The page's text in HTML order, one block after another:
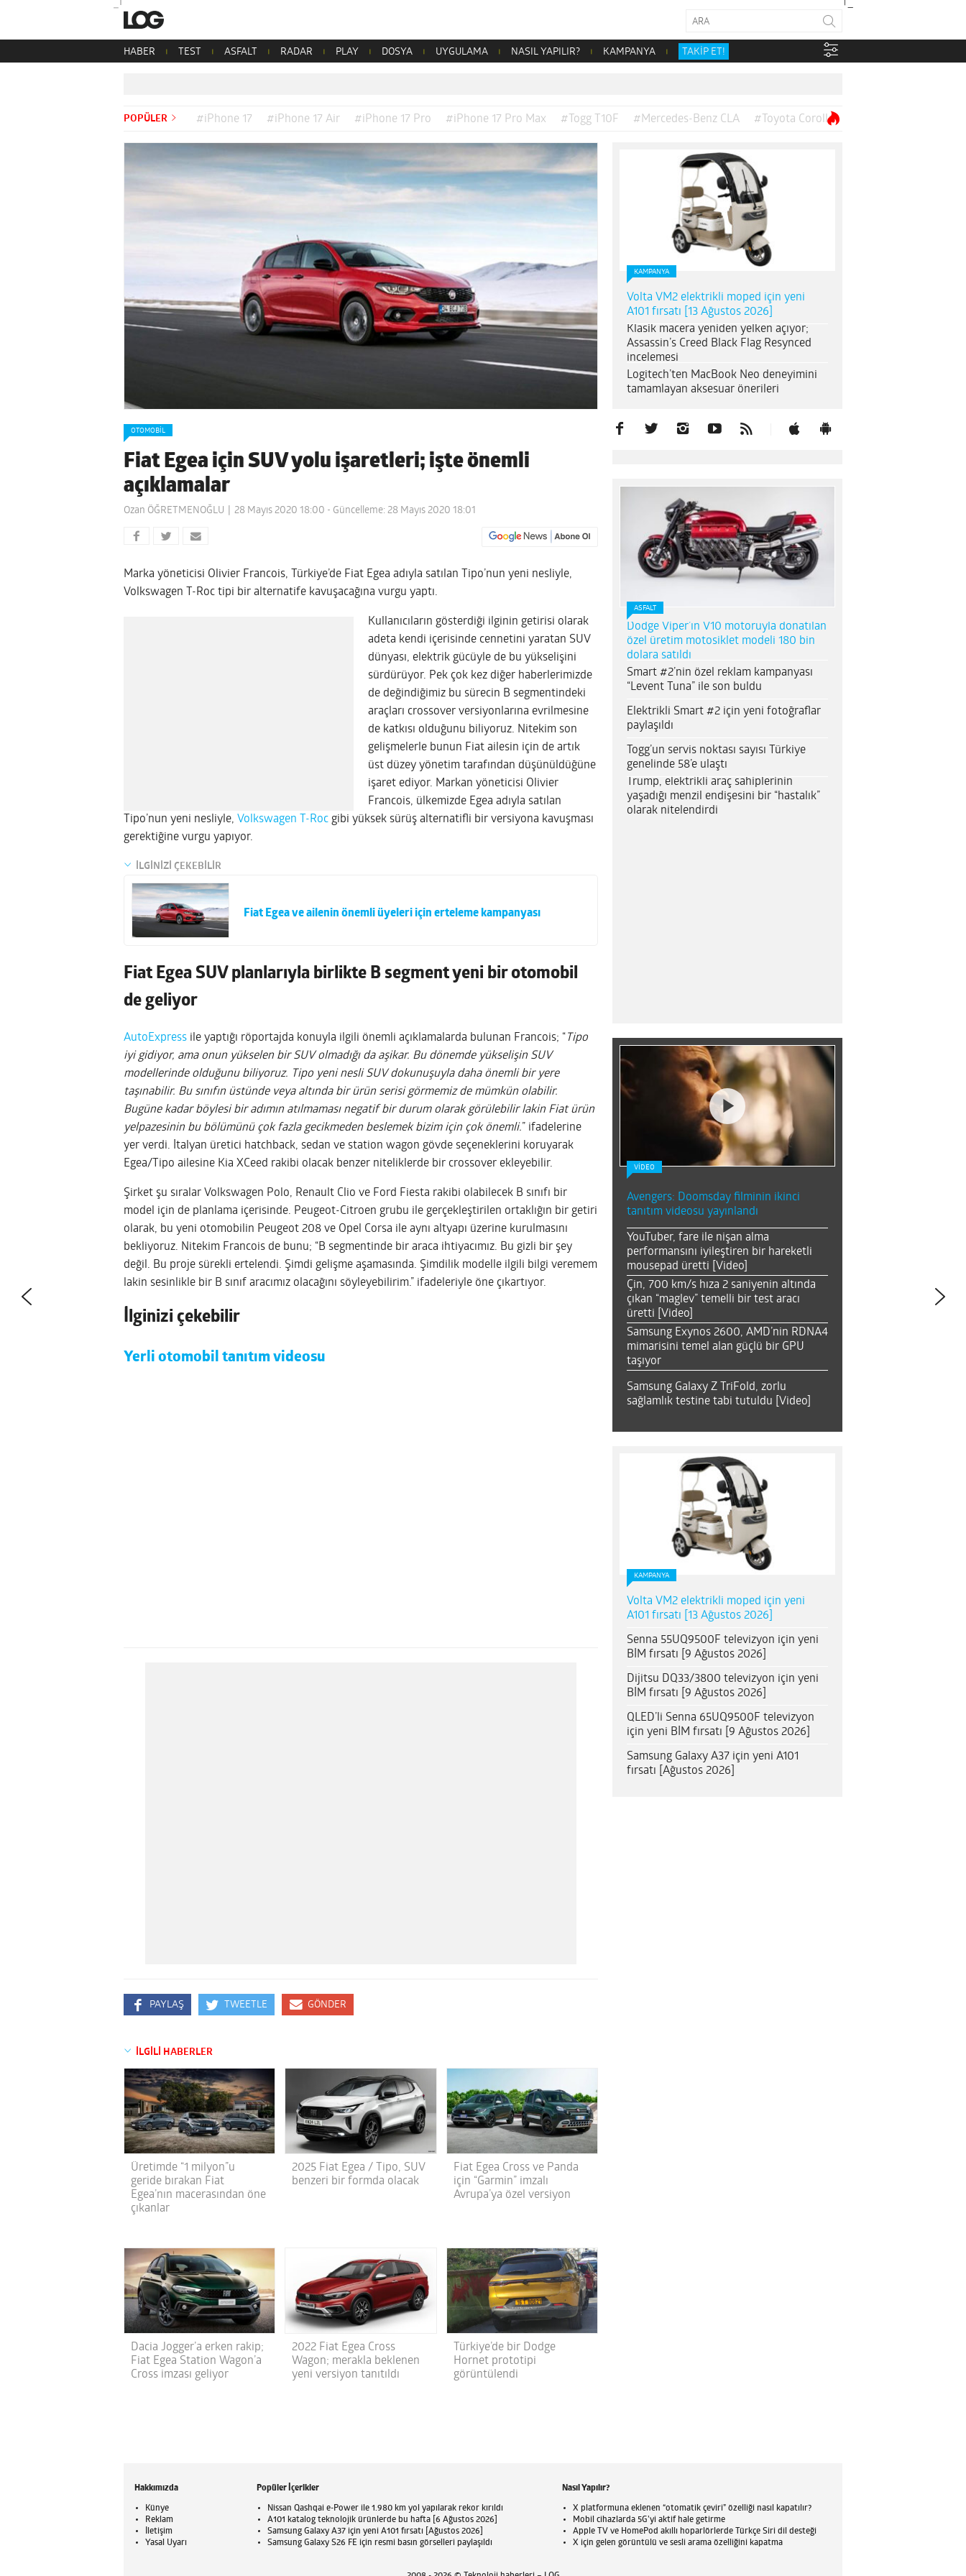
HABER TEST ASFALT RADAR PLAY DOSYA UYGULAMA NASIL YAPILIR? KAMPANYA TAKİP ET!
POPÜLER #iPhone 17 #iPhone 17 Air #iPhone 17 Pro #iPhone 17 Pro Max #Togg T10F #Mercedes-Benz CLA #Toyota Corolla
OTOMOBIL
Fiat Egea için SUV yolu işaretleri; işte önemli
açıklamalar
Ozan ÖĞRETMENOĞLU 28 Mayıs 2020 18:00 - Güncelleme: 28 Mayıs 2020 18:01
Marka yöneticisi Olivier Francois, Türkiye’de Fiat Egea adıyla satılan Tipo’nun yeni nesliyle,
Volkswagen T-Roc tipi bir alternatife kavuşacağına vurgu yaptı.
Kullanıcıların gösterdiği ilginin getirisi olarak
adeta kendi içerisinde cennetini yaratan SUV
dünyası, elektrik gücüyle de bu yükselişini
sürdürüyor. Pek çok kez diğer haberlerimizde
de değindiğimiz bu sürecin B segmentindeki
araçları crossover versiyonlarına evrilmesine
de katkısı olduğunu biliyoruz. Nitekim son
gelişmelerle bunun Fiat ailesin için de artık
üst düzey yönetim tarafından düşünüldüğüne
işaret ediyor. Markan yöneticisi Olivier
Francois, ülkemizde Egea adıyla satılan
Tipo’nun yeni nesliyle, Volkswagen T-Roc gibi yüksek sürüş alternatifli bir versiyona kavuşması
gerektiğine vurgu yapıyor.
İLGİNİZİ ÇEKEBİLİR
Fiat Egea ve ailenin önemli üyeleri için erteleme kampanyası
Fiat Egea SUV planlarıyla birlikte B segment yeni bir otomobil
de geliyor
AutoExpress ile yaptığı röportajda konuyla ilgili önemli açıklamalarda bulunan Francois; “ Tipo
iyi gidiyor, ama onun yükselen bir SUV olmadığı da aşikar. Bu dönemde yükselişin SUV
modellerinde olduğunu biliyoruz. Tipo yeni nesli SUV dokunuşuyla daha önemli bir yere
taşınabilir. Bu sınıfın üstünde veya altında bir ürün serisi görmemiz de mümkün olabilir.
Bugüne kadar böylesi bir adımın atılmaması negatif bir durum olarak görülebilir lakin Fiat ürün
yelpazesinin bu bölümünü çok fazla gecikmeden beslemek bizim için çok önemli.” ifadelerine
yer verdi. İtalyan üretici hatchback, sedan ve station wagon gövde seçeneklerini koruyarak
Egea/Tipo ailesine Kia XCeed rakibi olacak benzer niteliklerde bir crossover ekleyebilir.
Şirket şu sıralar Volkswagen Polo, Renault Clio ve Ford Fiesta rakibi olabilecek B sınıfı bir
model için de planlama içerisinde. Peugeot-Citroen grubu ile gerçekleştirilen ortaklığın bir getiri
olarak, bu yeni otomobilin Peugeot 208 ve Opel Corsa ile aynı altyapı üzerine kurulmasını
bekliyoruz. Nitekim Francois de bunu; “B segmentinde bir araca ihtiyacımız. Bu gizli bir şey
değil. Bu proje sürekli ertelendi. Şimdi gelişme aşamasında. Şimdilik modelle ilgili bilgi veremem
lakin sesinlikle bir B sınıf aracımız olacağını söyleyebilirim.” ifadeleriyle öne çıkartıyor.
İlginizi çekebilir
Yerli otomobil tanıtım videosu
PAYLAŞ TWEETLE GÖNDER
İLGİLİ HABERLER
Üretimde “1 milyon”u
geride bırakan Fiat
Egea’nın macerasından öne
çıkanlar
2025 Fiat Egea / Tipo, SUV
benzeri bir formda olacak
Fiat Egea Cross ve Panda
için “Garmin” imzalı
Avrupa’ya özel versiyon
Dacia Jogger’a erken rakip;
Fiat Egea Station Wagon’a
Cross imzası geliyor
2022 Fiat Egea Cross
Wagon; merakla beklenen
yeni versiyon tanıtıldı
Türkiye’de bir Dodge
Hornet prototipi
görüntülendi
KAMPANYA
Volta VM2 elektrikli moped için yeni
A101 fırsatı [13 Ağustos 2026]
Klasik macera yeniden yelken açıyor;
Assassin’s Creed Black Flag Resynced
incelemesi
Logitech’ten MacBook Neo deneyimini
tamamlayan aksesuar önerileri
ASFALT
Dodge Viper’ın V10 motoruyla donatılan
özel üretim motosiklet modeli 180 bin
dolara satıldı
Smart #2’nin özel reklam kampanyası
“Levent Tuna” ile son buldu
Elektrikli Smart #2 için yeni fotoğraflar
paylaşıldı
Togg’un servis noktası sayısı Türkiye
genelinde 58’e ulaştı
Trump, elektrikli araç sahiplerinin
yaşadığı menzil endişesini bir “hastalık”
olarak nitelendirdi
VİDEO
Avengers: Doomsday filminin ikinci
tanıtım videosu yayınlandı
YouTuber, fare ile nişan alma
performansını iyileştiren bir hareketli
mousepad üretti [Video]
Çin, 700 km/s hıza 2 saniyenin altında
çıkan “maglev” temelli bir test aracı
üretti [Video]
Samsung Exynos 2600, AMD’nin RDNA4
mimarisini temel alan güçlü bir GPU
taşıyor
Samsung Galaxy Z TriFold, zorlu
sağlamlık testine tabi tutuldu [Video]
KAMPANYA
Volta VM2 elektrikli moped için yeni
A101 fırsatı [13 Ağustos 2026]
Senna 55UQ9500F televizyon için yeni
BİM fırsatı [9 Ağustos 2026]
Dijitsu DQ33/3800 televizyon için yeni
BİM fırsatı [9 Ağustos 2026]
QLED’li Senna 65UQ9500F televizyon
için yeni BİM fırsatı [9 Ağustos 2026]
Samsung Galaxy A37 için yeni A101
fırsatı [Ağustos 2026]
Hakkımızda
Künye
Reklam
İletişim
Yasal Uyarı
Popüler İçerikler
Nissan Qashqai e-Power ile 1.980 km yol yapılarak rekor kırıldı
A101 katalog teknolojik ürünlerde bu hafta [6 Ağustos 2026]
Samsung Galaxy A37 için yeni A101 fırsatı [Ağustos 2026]
Samsung Galaxy S26 FE için resmi basın görselleri paylaşıldı
Nasıl Yapılır?
X platformuna eklenen “otomatik çeviri” özelliği nasıl kapatılır?
Mobil cihazlarda 5G’yi aktif hale getirme
Apple TV ve HomePod akıllı hoparlörlerde Türkçe Siri dil desteği
X için gelen görüntülü ve sesli arama özelliğini kapatma